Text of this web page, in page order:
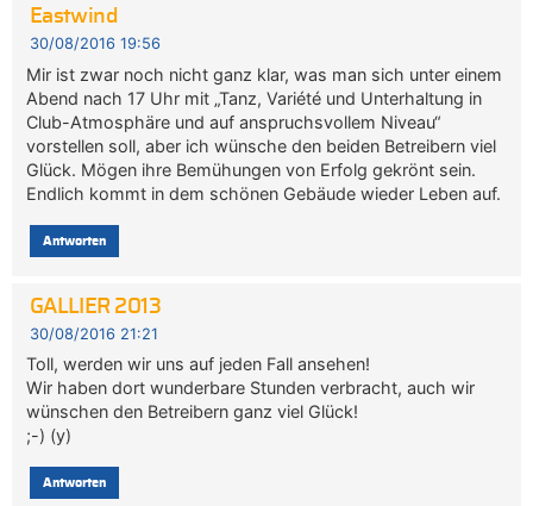
Eastwind
30/08/2016 19:56
Mir ist zwar noch nicht ganz klar, was man sich unter einem
Abend nach 17 Uhr mit „Tanz, Variété und Unterhaltung in
Club-Atmosphäre und auf anspruchsvollem Niveau“
vorstellen soll, aber ich wünsche den beiden Betreibern viel
Glück. Mögen ihre Bemühungen von Erfolg gekrönt sein.
Endlich kommt in dem schönen Gebäude wieder Leben auf.
Antworten
GALLIER 2013
30/08/2016 21:21
Toll, werden wir uns auf jeden Fall ansehen!
Wir haben dort wunderbare Stunden verbracht, auch wir
wünschen den Betreibern ganz viel Glück!
;-) (y)
Antworten